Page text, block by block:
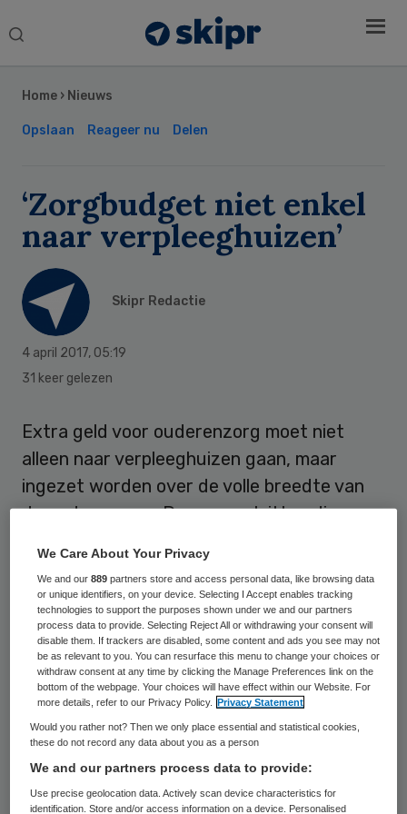
Search
Home › Nieuws
Opslaan Reageer nu Delen
‘Zorgbudget niet enkel
naar verpleeghuizen’
Skipr Redactie
4 april 2017, 05:19
31 keer gelezen
Extra geld voor ouderenzorg moet niet
alleen naar verpleeghuizen gaan, maar
ingezet worden over de volle breedte van
de ouderenzorg. Daarvoor pleitten diverse
informateur Edith Schippers roepen ze de
onderhandelaars op geld goed te besteden.
De oproepkomt van seniorenorganisatie
ANBO, (thuis)zorgorganisaties Espria,
Fundis, HVP Zorg, Vilente en Zorgbalans,
werknemersorganisaties Nu’91 en De Unie,
mantelzorgorganisatie Mezzo en de Leyden
Academy on Vitality and Aging.
Sidebar
We Care About Your Privacy
We and our889 partners store and access personal data, like browsing data
or unique identifiers, on your device. Selecting I Accept enables tracking
technologies to support the purposes shown under we and our partners
process data to provide. Selecting Reject All or withdrawing your consent will
disable them. If trackers are disabled, some content and ads you see may not
be as relevant to you. You can resurface this menu to change your choices or
withdraw consent at any time by clicking the Manage Preferences link on the
bottom of the webpage. Your choices will have effect within our Website. For
more details, refer to our Privacy Policy.
Privacy Statement
Would you rather not? Then we only place essential and statistical cookies,
these do not record any data about you as a person
We and our partners process data to provide:
Use precise geolocation data. Actively scan device characteristics for
identification. Store and/or access information on a device. Personalised